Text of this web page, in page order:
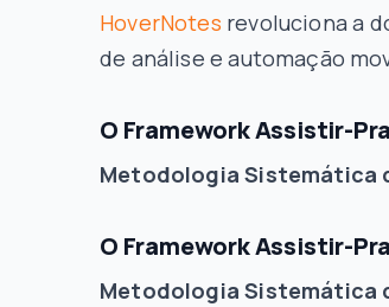
HoverNotes revoluciona a
de análise e automação
O Framework Assistir-
Metodologia Sistemática
O Framework Assistir-
Metodologia Sistemática